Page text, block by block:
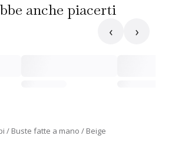
anche piacerti
‹ ›
Buste fatte a mano Beige